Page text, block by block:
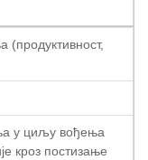
(продуктивност,
у циљу вођења
кроз постизање